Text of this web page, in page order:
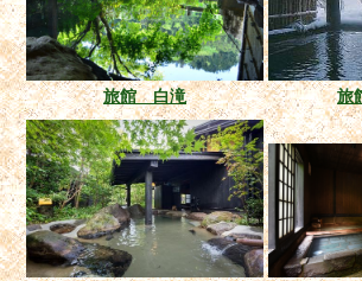
旅館 白滝 旅